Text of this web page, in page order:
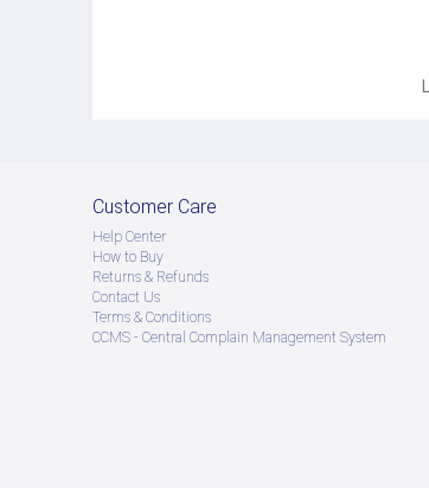
Customer Care
Help Center
How to Buy
Returns & Refunds
Contact Us
Terms & Conditions
CCMS - Central Complain Management System